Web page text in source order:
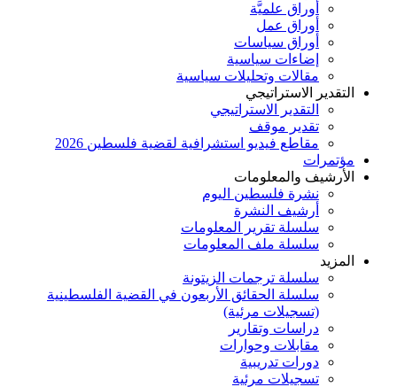
أوراق علميَّة
أوراق عمل
أوراق سياسات
إضاءات سياسية
مقالات وتحليلات سياسية
التقدير الاستراتيجي
التقدير الاستراتيجي
تقدير موقف
مقاطع فيديو استشرافية لقضية فلسطين 2026
مؤتمرات
الأرشيف والمعلومات
نشرة فلسطين اليوم
أرشيف النشرة
سلسلة تقرير المعلومات
سلسلة ملف المعلومات
المزيد
سلسلة ترجمات الزيتونة
سلسلة الحقائق الأربعون في القضية الفلسطينية
(تسجيلات مرئية)
دراسات وتقارير
مقابلات وحوارات
دورات تدريبية
تسجيلات مرئية